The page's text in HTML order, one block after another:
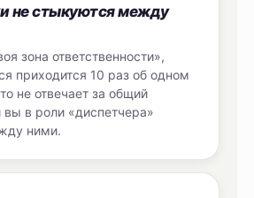
не стыкуются между
зона ответственности»,
приходится 10 раз об одном
не отвечает за общий
вы в роли «диспетчера»
ними.